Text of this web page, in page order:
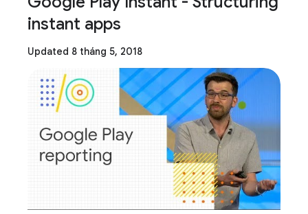
instant apps
Updated 8 tháng 5, 2018